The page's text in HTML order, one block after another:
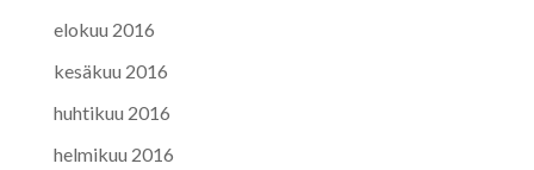
elokuu 2016
kesäkuu 2016
huhtikuu 2016
helmikuu 2016